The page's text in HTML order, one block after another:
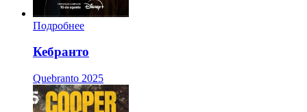
Подробнее
Кебранто
Quebranto 2025